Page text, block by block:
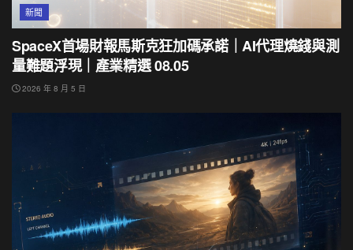
新聞
SpaceX首場財報馬斯克狂加碼承諾｜AI代理燒錢與測
量難題浮現｜產業精選 08.05
2026 年 8 月 5 日